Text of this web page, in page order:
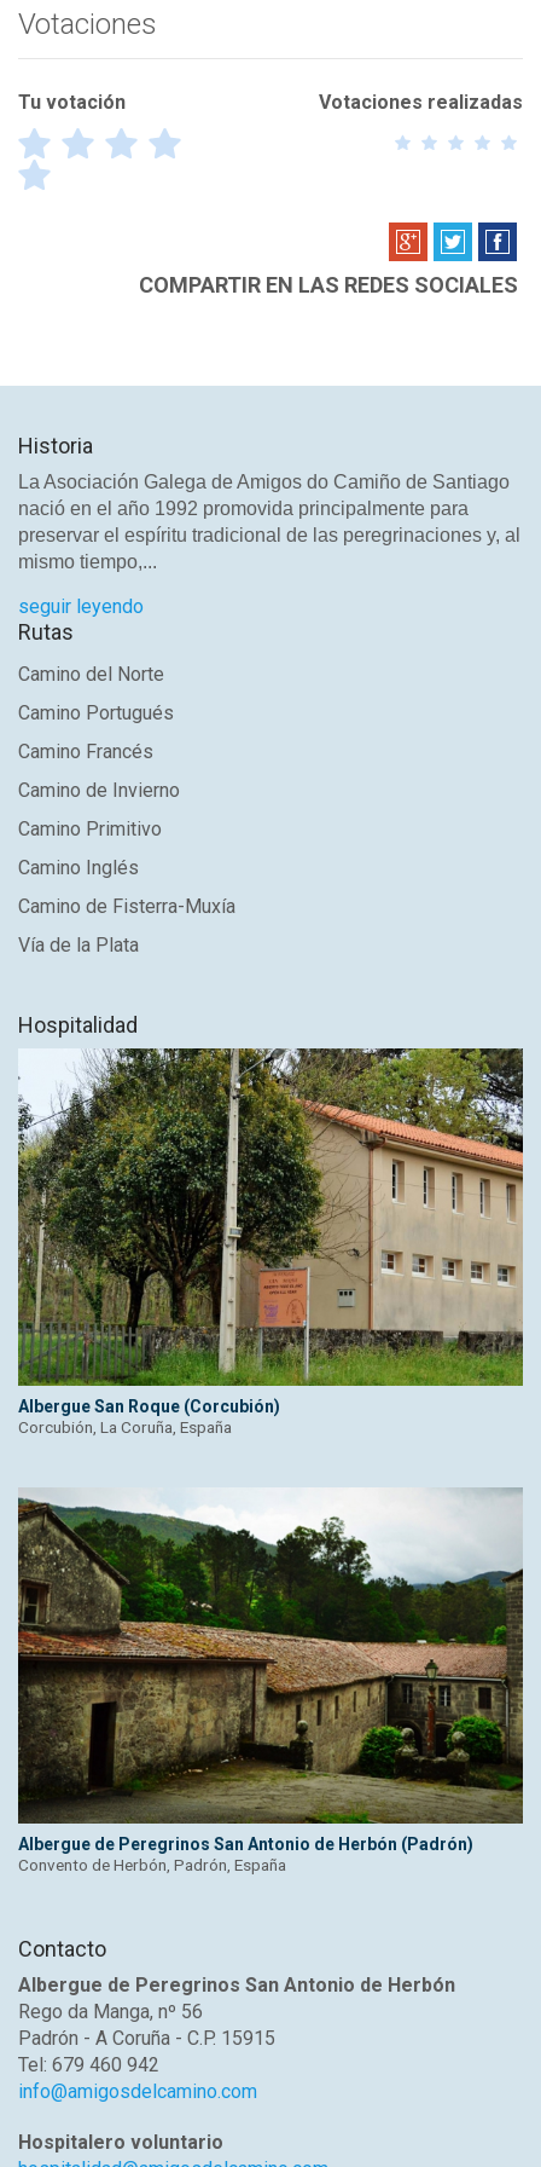
Votaciones
Tu votación Votaciones realizadas
¡Gracias por votar! Por favor escribe el motivo de tu
Tu mensage*
COMPARTIR EN LAS REDES SOCIALES
Historia
La Asociación Galega de Amigos do Camiño de Santiago
nació en el año 1992 promovida principalmente para
preservar el espíritu tradicional de las peregrinaciones y, al
mismo tiempo,...
seguir leyendo
Rutas
Camino del Norte
Camino Portugués
Camino Francés
Camino de Invierno
Camino Primitivo
Camino Inglés
Camino de Fisterra-Muxía
Vía de la Plata
Hospitalidad
Albergue San Roque (Corcubión)
Corcubión, La Coruña, España
Albergue de Peregrinos San Antonio de Herbón (Padrón)
Convento de Herbón, Padrón, España
Contacto
Albergue de Peregrinos San Antonio de Herbón
Rego da Manga, nº 56
Padrón - A Coruña - C.P. 15915
Tel: 679 460 942
info@amigosdelcamino.com
Hospitalero voluntario